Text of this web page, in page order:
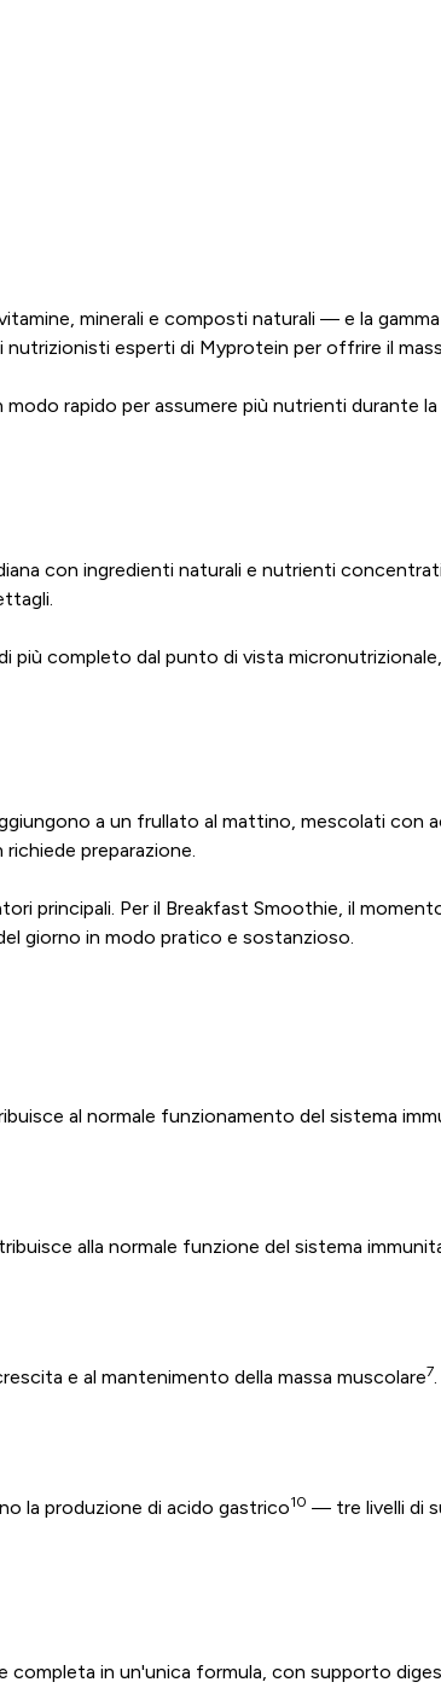
minerali e composti naturali — e la
esperti di Myprotein per offrire il
rapido per assumere più nutrienti durante
con ingredienti naturali e nutrienti
completo dal punto di vista
a un frullato al mattino, mescolati con
preparazione.
principali. Per il Breakfast Smoothie, il
giorno in modo pratico e sostanzioso.
al normale funzionamento del sistema
alla normale funzione del sistema
e al mantenimento della massa muscolare7
la produzione di acido gastrico10 — tre livelli di
in un'unica formula, con supporto